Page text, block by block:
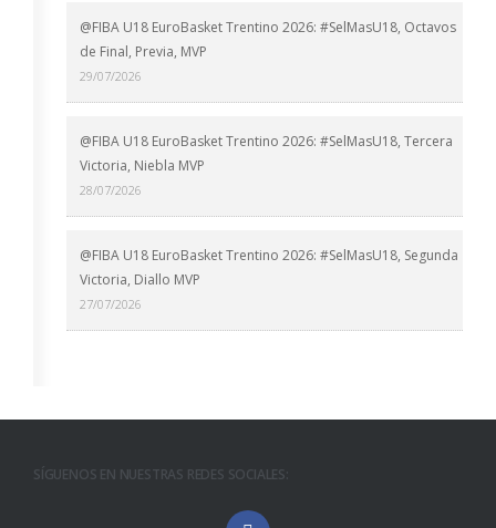
@FIBA U18 EuroBasket Trentino 2026: #SelMasU18, Octavos
de Final, Previa, MVP
29/07/2026
@FIBA U18 EuroBasket Trentino 2026: #SelMasU18, Tercera
Victoria, Niebla MVP
28/07/2026
@FIBA U18 EuroBasket Trentino 2026: #SelMasU18, Segunda
Victoria, Diallo MVP
27/07/2026
SÍGUENOS EN NUESTRAS REDES SOCIALES: